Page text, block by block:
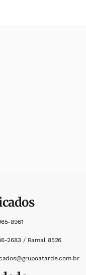
8961
2683 / Ramal 8526